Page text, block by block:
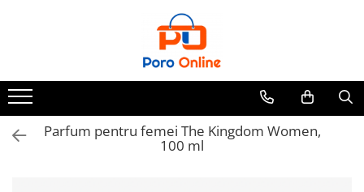
Al Absar
Parfum
Clone Parfum pentru femei The Kingdom Women,
100 ml